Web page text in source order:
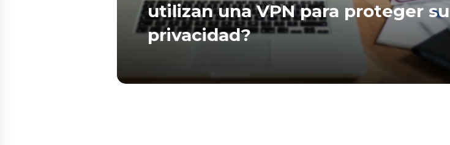
utilizan una VPN para proteger su
privacidad?